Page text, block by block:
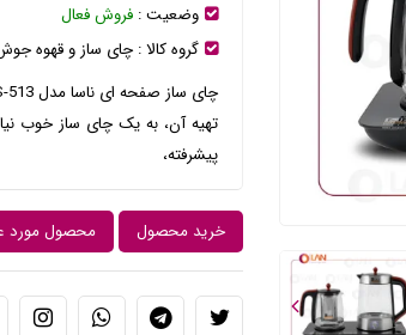
وضعیت : فروش فعال
گروه کالا : چای ساز و قهوه
پیشرفته،
خرید محصول محصول مورد